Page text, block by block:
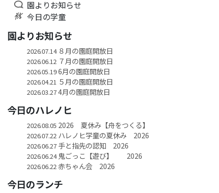
園よりお知らせ
今日の学童
園よりお知らせ
2026.07.14８月の園庭開放日
2026.06.12 ７月の園庭開放日
2026.05.196月の園庭開放日
2026.04.21 ５月の園庭開放日
2026.03.274月の園庭開放日
今日のハレノヒ
2026.08.05 2026 夏休み【舟をつくる】
2026.07.22 ハレノヒ学童の夏休み 2026
2026.06.27手と指先の認知 2026
2026.06.24鬼ごっこ【遊び】 2026
2026.06.22赤ちゃん会 2026
今日のランチ